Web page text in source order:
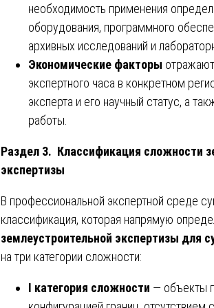
необходимость применения
оборудования, программного
архивных исследований и
Экономические факторы
экспертного часа в конкретном
эксперта и его научный статус, а
работы.
Раздел 3. Классификация сложности
экспертизы
В профессиональной экспертной среде
классификация, которая напрямую
землеустроительной экспертизы для
на три категории сложности:
I категория сложности — объекты